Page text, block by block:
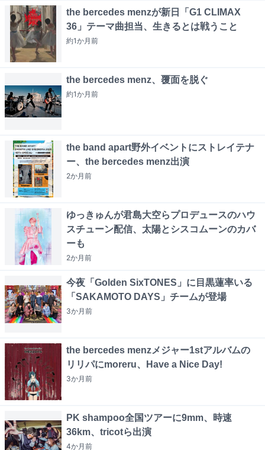
the bercedes menzが新日「G1 CLIMAX
36」テーマ曲担当、生きるとは戦うこと
約1か月前
the bercedes menz、覆面を脱ぐ
約1か月前
the band apart野外イベントにストレイテナ
ー、the bercedes menz出演
2か月前
ゆっきゅんが君島大空らプロデュースのハウ
スチューン配信、太陽とシスコムーンのカバ
ーも
2か月前
今夜「Golden SixTONES」に目黒蓮率いる
「SAKAMOTO DAYS」チームが登場
3か月前
the bercedes menzメジャー1stアルバムの
リリパにmoreru、Have a Nice Day!
3か月前
PK shampoo全国ツアーに9mm、時速
36km、tricotら出演
4か月前